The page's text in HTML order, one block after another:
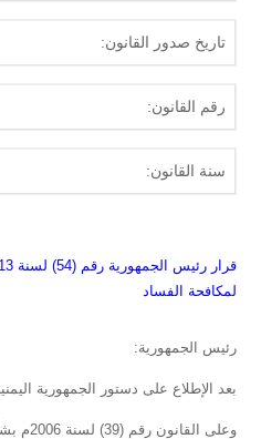
تاريخ صدور القانون:
رقم القانون:
سنة القانون:
لمكافحة الفساد
رئيس الجمهورية:
بعد الإطلاع على دستور الجمهورية
وعلى القانون رقم (39) لسنة 2006م بشأن مكافحة الفساد.